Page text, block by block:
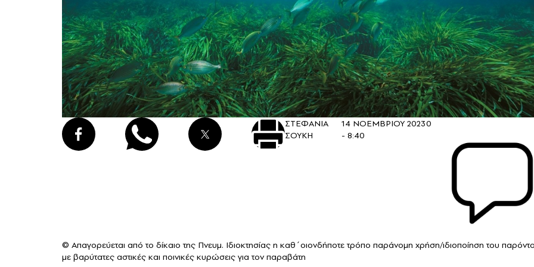
ΣΤΕΦΑΝΙΑ
ΣΟΥΚΗ
14 ΝΟΕΜΒΡΙΟΥ 2023
- 8:40
0
© Απαγορεύεται από το δίκαιο της Πνευμ. Ιδιοκτησίας η καθ΄οιονδήποτε τρόπο παράνομη χρήση/ιδιοποίηση του
με βαρύτατες αστικές και ποινικές κυρώσεις για τον παραβάτη